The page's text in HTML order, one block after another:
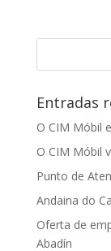
Entradas
O CIM Móbil
O CIM Móbil
Punto de
Andaina do
Oferta de
Abadín